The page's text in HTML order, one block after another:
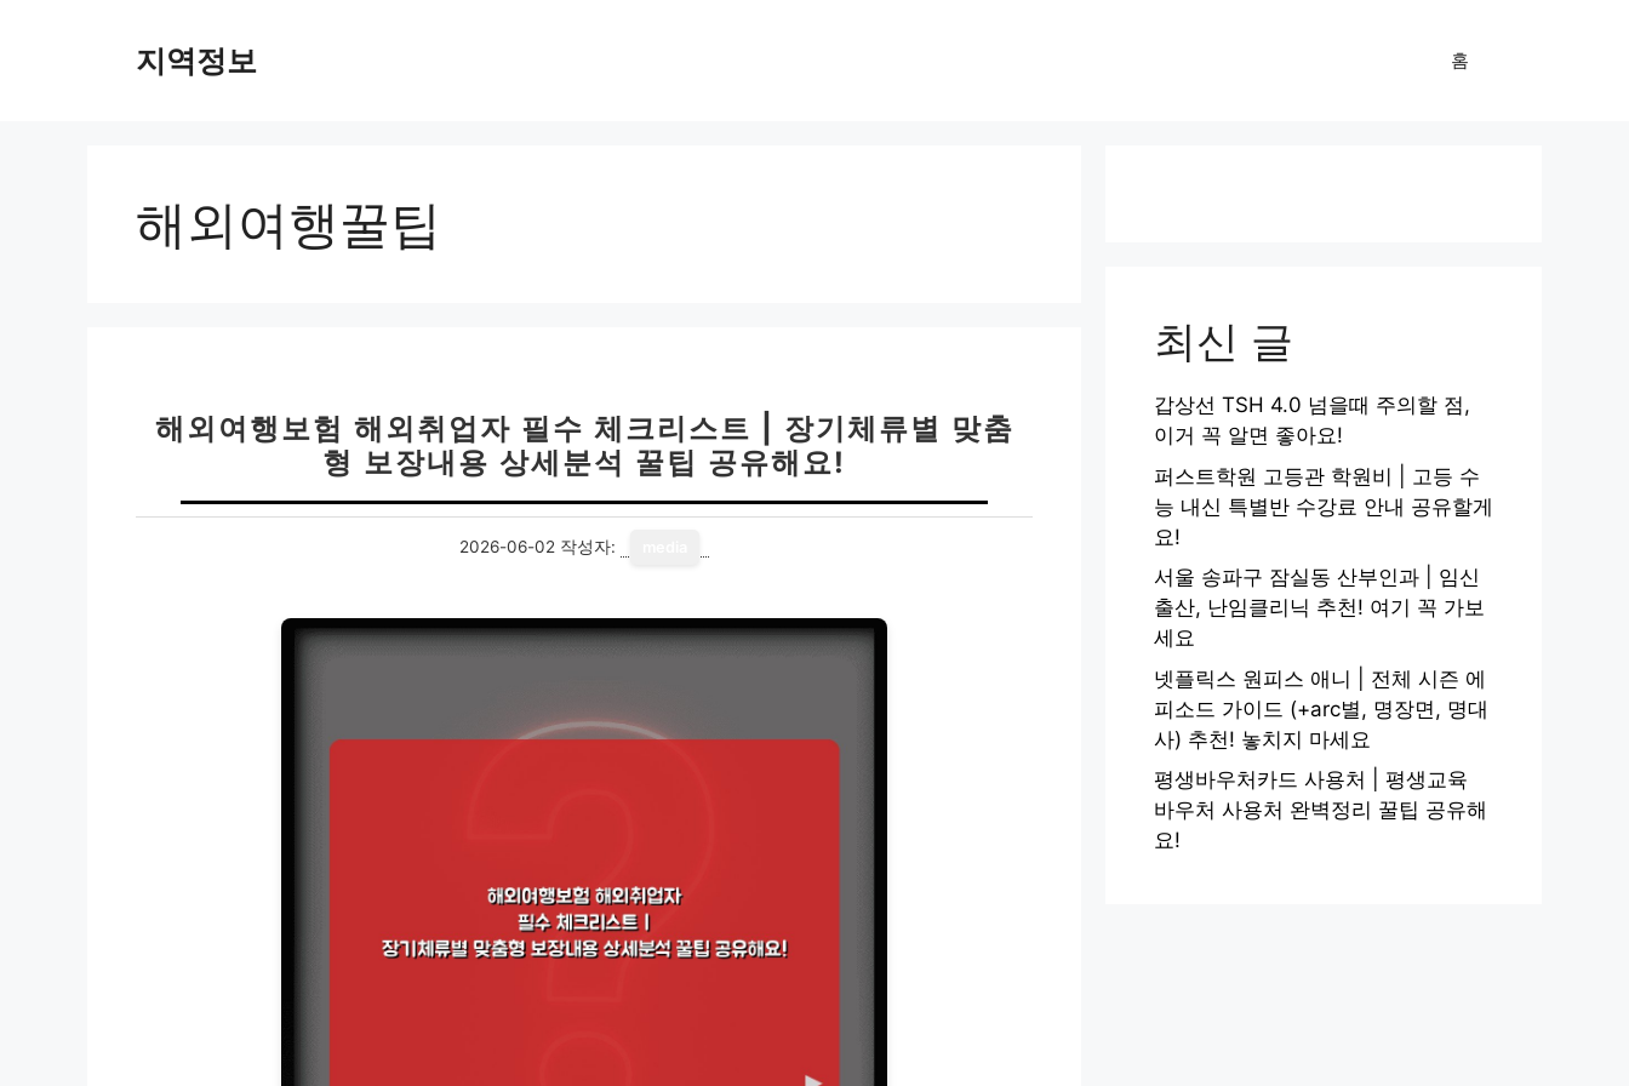
지역정보 홈
해외여행꿀팁
해외여행보험 해외취업자 필수 체크리스트 | 장기체류별 맞춤
형 보장내용 상세분석 꿀팁 공유해요!
2026-06-02 작성자:
최신 글
갑상선 TSH 4.0 넘을때 주의할 점,
이거 꼭 알면 좋아요!
퍼스트학원 고등관 학원비 | 고등 수
능 내신 특별반 수강료 안내 공유할게
요!
서울 송파구 잠실동 산부인과 | 임신
출산, 난임클리닉 추천! 여기 꼭 가보
세요
넷플릭스 원피스 애니 | 전체 시즌 에
피소드 가이드 (+arc별, 명장면, 명대
사) 추천! 놓치지 마세요
평생바우처카드 사용처 | 평생교육
바우처 사용처 완벽정리 꿀팁 공유해
요!